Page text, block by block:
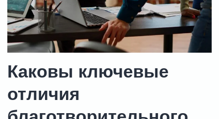
Каковы ключевые
отличия